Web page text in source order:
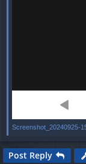
Screenshot_20240925-
Post Reply